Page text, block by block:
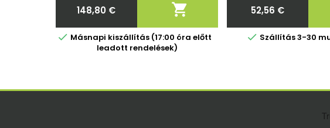
Ár
148,80 € 
 Másnapi kiszállítás (17:00 óra előtt
leadott rendelések)
Ár
52,56 €
 Szállítás 3-30